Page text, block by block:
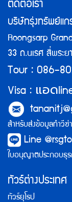
ติดต่อเรา
บริษัทรุ่งทรัพย์แก
Roongsarp
33 ถ.นเรศ สี่พระ
Tour : 086-
Visa : แอด
สำหรับส่งข้อมูลทำวีซ่า
Line
ใบอนุญาตประกอบธุร
ทัวร์ต่างประเทศ
ทัวร์ยุโรป